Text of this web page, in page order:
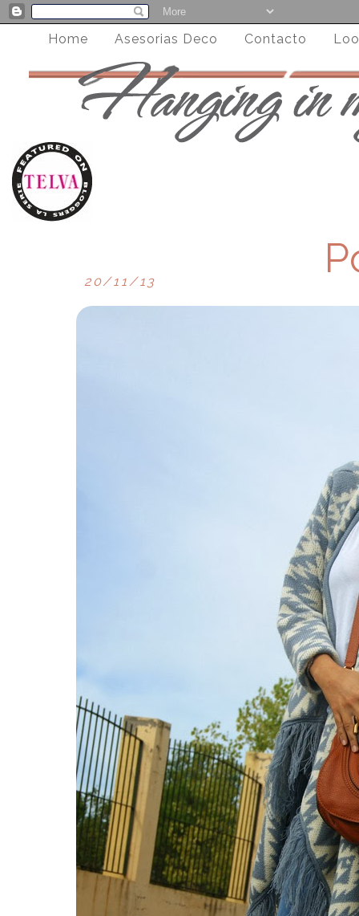
Home Asesorias Deco Contacto
20/11/13